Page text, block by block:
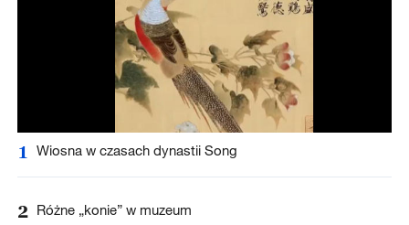
1 Wiosna w czasach dynastii Song
2 Różne „konie” w muzeum